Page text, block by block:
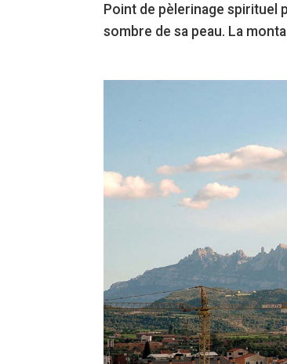
Point de pèlerinage spirituel
sombre de sa peau. La